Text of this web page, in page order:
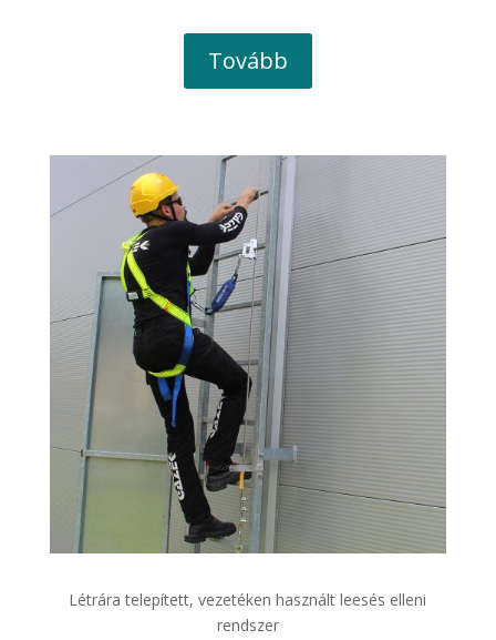
Tovább
Létrára telepített, vezetéken használt leesés elleni
rendszer